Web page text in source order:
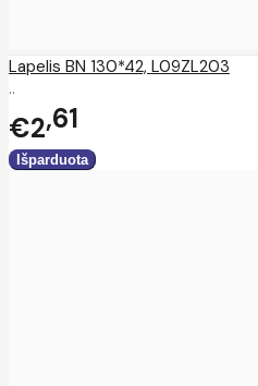
Lapelis BN 130*42, L09ZL203
..
€2 61